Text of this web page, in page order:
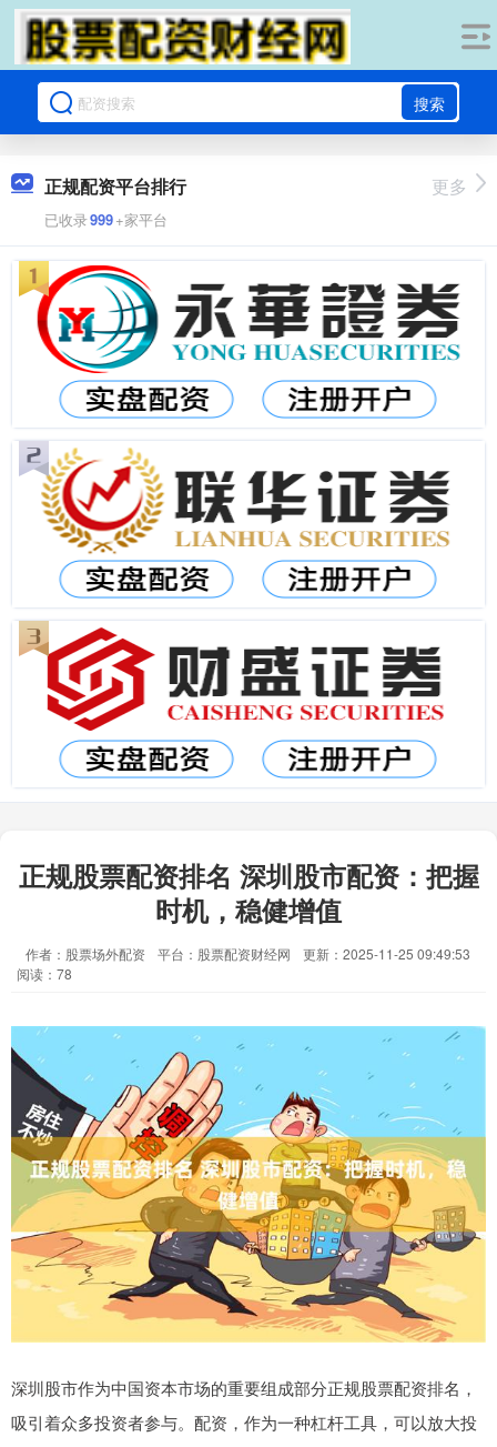
搜索
正规配资平台排行
已收录999+家平台
更多
正规股票配资排名 深圳股市配资：把握
时机，稳健增值
作者：股票场外配资 平台：股票配资财经网
更新：2025-11-25 09:49:53
阅读：78
深圳股市作为中国资本市场的重要组成部分正规股票配资排名，
吸引着众多投资者参与。配资，作为一种杠杆工具，可以放大投